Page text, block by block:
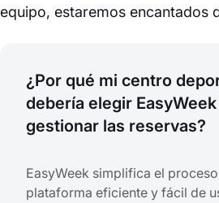
equipo, estaremos encantados
¿Por qué mi centro
debería elegir
gestionar las reservas?
EasyWeek simplifica el
plataforma eficiente y fácil de